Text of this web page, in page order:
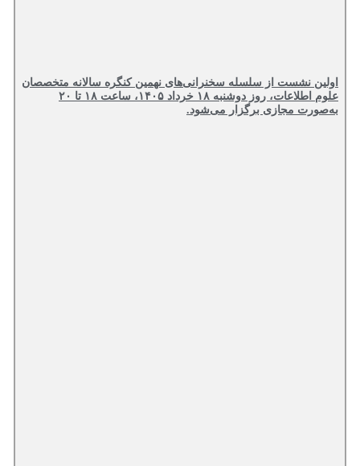
اولین نشست از سلسله سخنرانی‌های نهمین کنگره سالانه متخصصان
علوم اطلاعات، روز دوشنبه ۱۸ خرداد ۱۴۰۵، ساعت ۱۸ تا ۲۰
به‌صورت مجازی برگزار می‌شود.